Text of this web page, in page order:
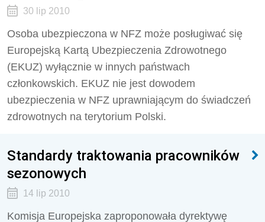
30 lip 2010
Osoba ubezpieczona w NFZ może posługiwać się
Europejską Kartą Ubezpieczenia Zdrowotnego
(EKUZ) wyłącznie w innych państwach
członkowskich. EKUZ nie jest dowodem
ubezpieczenia w NFZ uprawniającym do świadczeń
zdrowotnych na terytorium Polski.
Standardy traktowania pracowników
sezonowych
14 lip 2010
Komisja Europejska zaproponowała dyrektywę